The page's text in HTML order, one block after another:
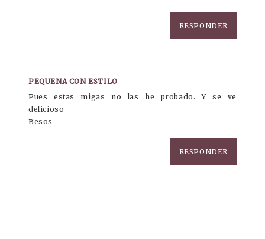
RESPONDER
PEQUENA CON ESTILO
Pues estas migas no las he probado. Y se ve
delicioso
Besos
RESPONDER